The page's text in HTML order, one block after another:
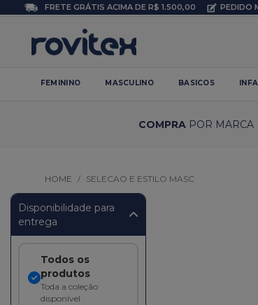
FRETE GRÁTIS ACIMA DE R$ 1.500,00 PEDIDO
FEMININO MASCULINO BASICOS
COMPRAPOR MARCA
HOME SELECAO E ESTILO MASC
Disponibilidade para
entrega
Todos os
produtos
Toda a coleção
disponível